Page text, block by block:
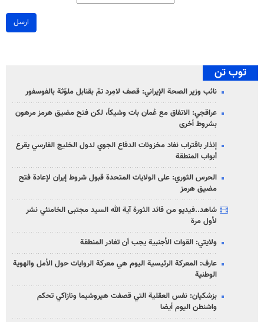
ارسل
توب تن
نائب وزير الصحة الإيراني: قصف لامِرد تمّ بقنابل ملوّثة بالفوسفور
عراقجي: الاتفاق مع عُمان بات وشيكاً، لكن فتح مضيق هرمز مرهون
بشروط أخرى
إنذار باقتراب نفاد مخزونات الدفاع الجوي لدول الخليج الفارسي يقرع
أبواب المنطقة
الحرس الثوري: على الولايات المتحدة قبول شروط إيران لإعادة فتح
مضيق هرمز
شاهد..فيديو من قائد الثورة آية الله السيد مجتبى الخامنئي نشر
لأول مرة
ولايتي: القوات الأجنبية يجب أن تغادر المنطقة
عارف: المعركة الرئيسية اليوم هي معركة الروايات حول الأمل والهوية
الوطنية
بزشكيان: نفس العقلية التي قصفت هيروشيما ونازاكي تحكم
واشنطن اليوم أيضا